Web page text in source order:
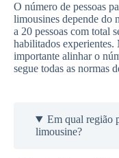
O número de pessoas
limousines depende do
a 20 pessoas com total
habilitados experientes.
importante alinhar o
segue todas as normas
Em qual região
limousine?